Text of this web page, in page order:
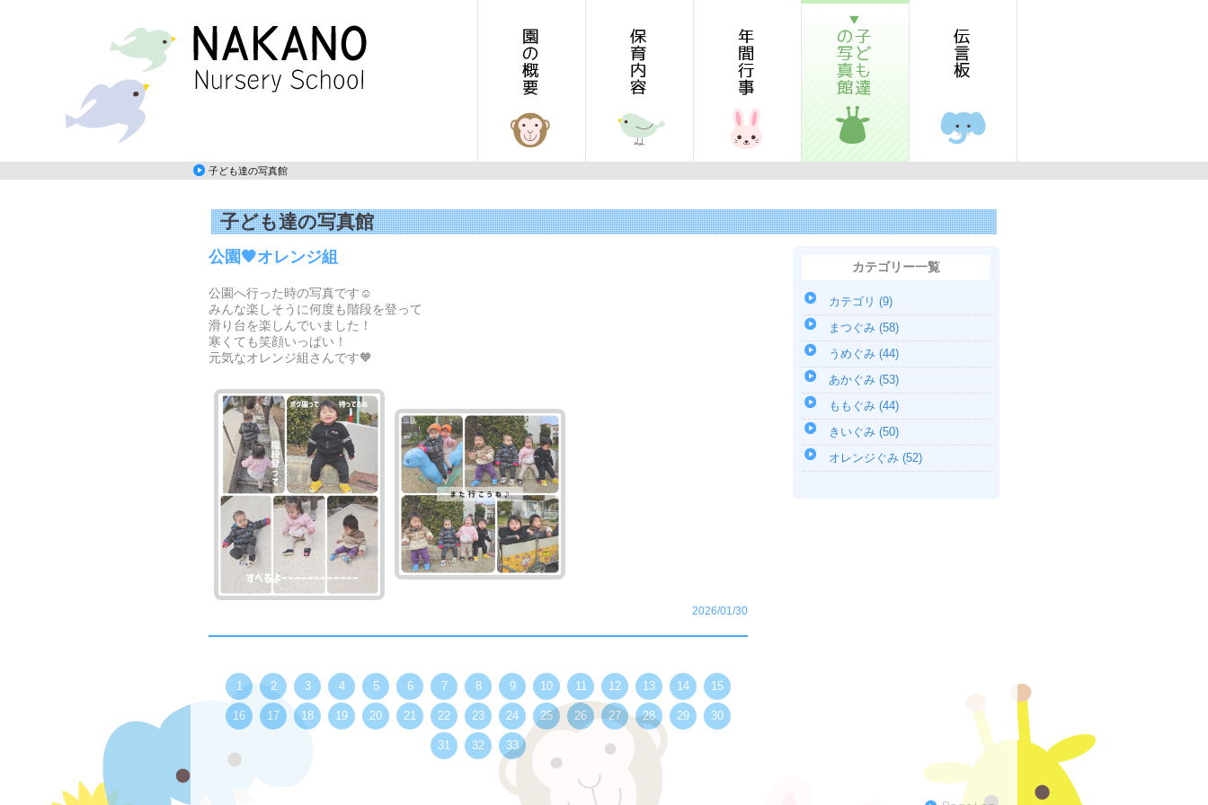
子ども達の写真館
子ども達の写真館
カテゴリー一覧
カテゴリ (9)
まつぐみ (58)
うめぐみ (44)
あかぐみ (53)
ももぐみ (44)
きいぐみ (50)
オレンジぐみ (52)
公園🧡オレンジ組
公園へ行った時の写真です☺️
みんな楽しそうに何度も階段を登って
滑り台を楽しんでいました！
寒くても笑顔いっぱい！
元気なオレンジ組さんです🧡
2026/01/30
1 2 3 4 5 6 7 8 9 10 11 12 13 14 15
16 17 18 19 20 21 22 23 24 25 26 27 28 29 30
31 32 33